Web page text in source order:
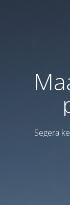
Segera